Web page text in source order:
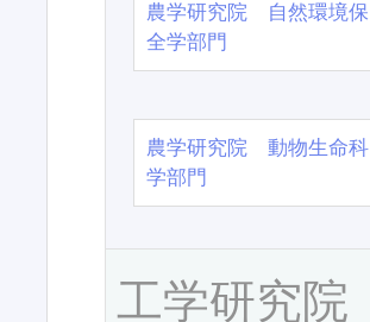
農学研究院 自然環境保
全学部門
農学研究院 動物生命科
学部門
工学研究院